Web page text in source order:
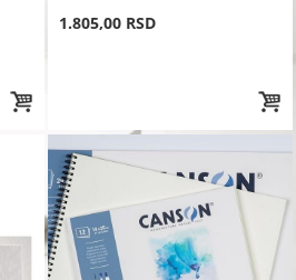
1.805,00 RSD